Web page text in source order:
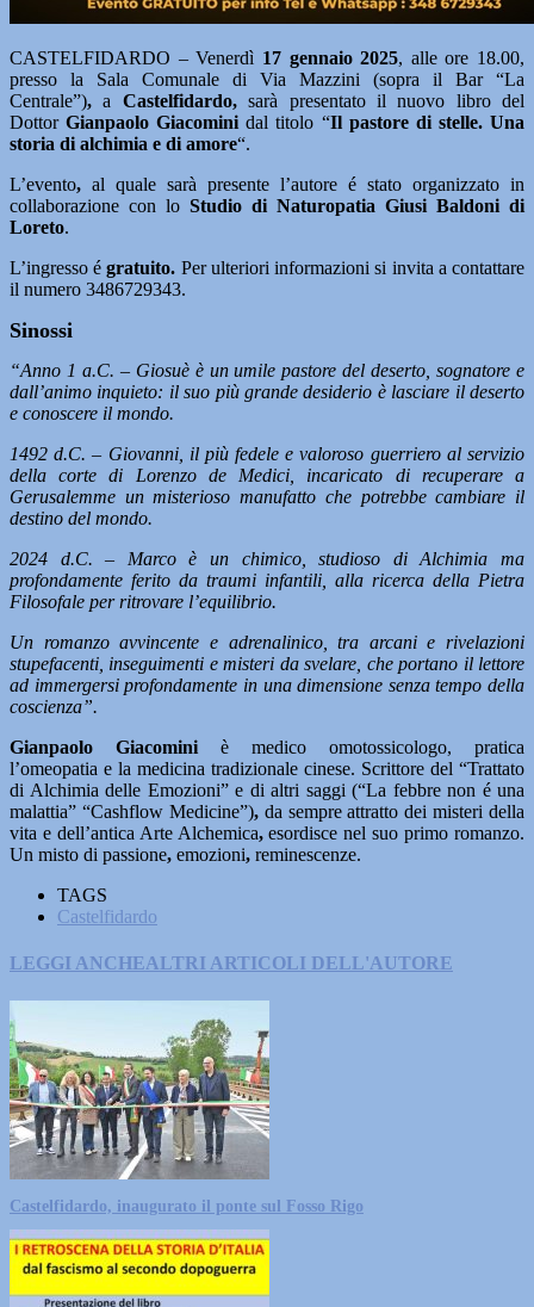
CASTELFIDARDO – Venerdì 17 gennaio 2025, alle ore 18.00,
presso la Sala Comunale di Via Mazzini (sopra il Bar “La
Centrale”), a Castelfidardo, sarà presentato il nuovo libro del
DottorGianpaolo Giacomini dal titolo “Il pastore di stelle. Una
storia di alchimia e di amore“.
L’evento, al quale sarà presente l’autore é stato organizzato in
collaborazione con lo Studio di Naturopatia Giusi Baldoni di
Loreto.
L’ingresso égratuito. Per ulteriori informazioni si invita a contattare
il numero 3486729343.
Sinossi
“Anno 1 a.C. – Giosuè è un umile pastore del deserto, sognatore e
dall’animo inquieto: il suo più grande desiderio è lasciare il deserto
e conoscere il mondo.
1492 d.C. – Giovanni, il più fedele e valoroso guerriero al servizio
della corte di Lorenzo de Medici, incaricato di recuperare a
Gerusalemme un misterioso manufatto che potrebbe cambiare il
destino del mondo.
2024 d.C. – Marco è un chimico, studioso di Alchimia ma
profondamente ferito da traumi infantili, alla ricerca della Pietra
Filosofale per ritrovare l’equilibrio.
Un romanzo avvincente e adrenalinico, tra arcani e rivelazioni
stupefacenti, inseguimenti e misteri da svelare, che portano il lettore
ad immergersi profondamente in una dimensione senza tempo della
coscienza”.
Gianpaolo Giacomini è medico omotossicologo, pratica
l’omeopatia e la medicina tradizionale cinese. Scrittore del “Trattato
di Alchimia delle Emozioni” e di altri saggi (“La febbre non é una
malattia” “Cashflow Medicine”),da sempre attratto dei misteri della
vita e dell’antica Arte Alchemica,esordisce nel suo primo romanzo.
Un misto di passione, emozioni, reminescenze.
TAGS
Castelfidardo
LEGGI ANCHEALTRI ARTICOLI DELL'AUTORE
Castelfidardo, inaugurato il ponte sul Fosso Rigo